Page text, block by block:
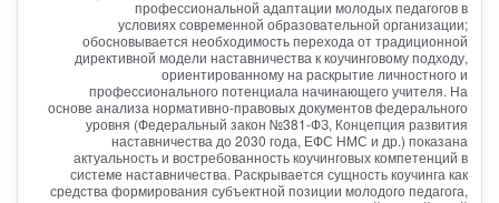
профессиональной адаптации молодых педагогов в
условиях современной образовательной организации;
обосновывается необходимость перехода от традиционной
директивной модели наставничества к коучинговому подходу,
ориентированному на раскрытие личностного и
профессионального потенциала начинающего учителя. На
основе анализа нормативно-правовых документов федерального
уровня (Федеральный закон №381-ФЗ, Концепция развития
наставничества до 2030 года, ЕФС НМС и др.) показана
актуальность и востребованность коучинговых компетенций в
системе наставничества. Раскрывается сущность коучинга как
средства формирования субъектной позиции молодого педагога,